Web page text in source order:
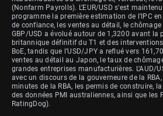
(Nonfarm Payrolls). L’EUR/USD s’est
programme la première estimation de l’IPC
de confiance, les ventes au détail, le
GBP/USD a évolué autour de 1,3200 avant la
britannique définitif du T1 et des
BoE, tandis que l’USD/JPY a reflué vers
ventes au détail au Japon, le taux de
grandes entreprises manufacturières. L’AUD/
avec un discours de la gouverneure de la
minutes de la RBA, les permis de construire,
des données PMI australiennes, ainsi que les
RatingDog).